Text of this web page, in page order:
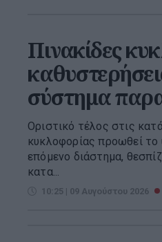
Πινακίδες
σύστημα
Οριστικό τέλος στις
κυκλοφορίας προωθεί
επόμενο διάστημα,
κατα...
10:25 | 09 Αυγούστου 2026